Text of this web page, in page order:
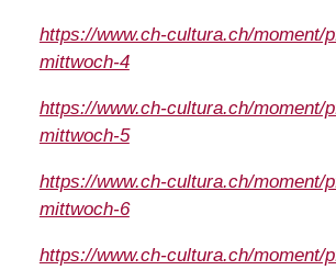
https://www.ch-cultura.ch/moment/
mittwoch-4
https://www.ch-cultura.ch/moment/
mittwoch-5
https://www.ch-cultura.ch/moment/
mittwoch-6
https://www.ch-cultura.ch/moment/